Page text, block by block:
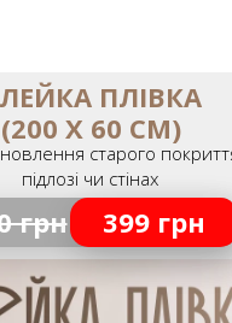
ПЛІВКА
(200 Х 60 СМ)
старого
підлозі чи стінах
грн 399 грн